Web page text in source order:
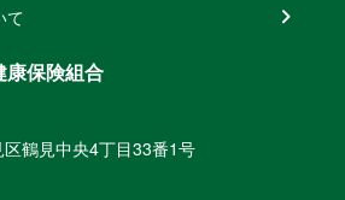
て
康保険組合
鶴見中央4丁目33番1号